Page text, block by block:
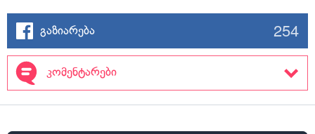
გაზიარება 254
კომენტარები